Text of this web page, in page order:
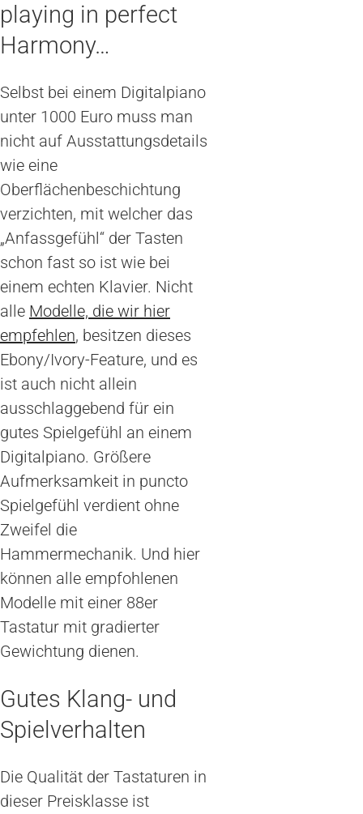
playing in perfect
Harmony…
Selbst bei einem Digitalpiano
unter 1000 Euro muss man
nicht auf Ausstattungsdetails
wie eine
Oberflächenbeschichtung
verzichten, mit welcher das
„Anfassgefühl“ der Tasten
schon fast so ist wie bei
einem echten Klavier. Nicht
alle Modelle, die wir hier
empfehlen, besitzen dieses
Ebony/Ivory-Feature, und es
ist auch nicht allein
ausschlaggebend für ein
gutes Spielgefühl an einem
Digitalpiano. Größere
Aufmerksamkeit in puncto
Spielgefühl verdient ohne
Zweifel die
Hammermechanik. Und hier
können alle empfohlenen
Modelle mit einer 88er
Tastatur mit gradierter
Gewichtung dienen.
Gutes Klang- und
Spielverhalten
Die Qualität der Tastaturen in
dieser Preisklasse ist